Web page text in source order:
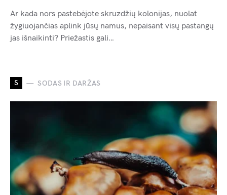
Ar kada nors pastebėjote skruzdžių kolonijas, nuolat
žygiuojančias aplink jūsų namus, nepaisant visų pastangų
jas išnaikinti? Priežastis gali…
S SODAS IR DARŽAS